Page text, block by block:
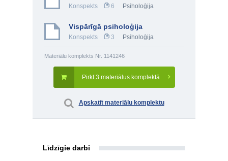
Konspekts 6 Psiholoģija
Vispārīgā psiholoģija
Konspekts 3 Psiholoģija
Materiālu komplekts Nr. 1141246
Pirkt 3 materiālus komplektā
Apskatīt materiālu komplektu
Līdzīgie darbi